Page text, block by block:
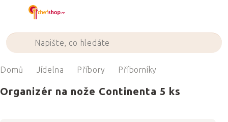
Domů Jídelna Příbory Příborníky
Organizér na nože Continenta 5 ks